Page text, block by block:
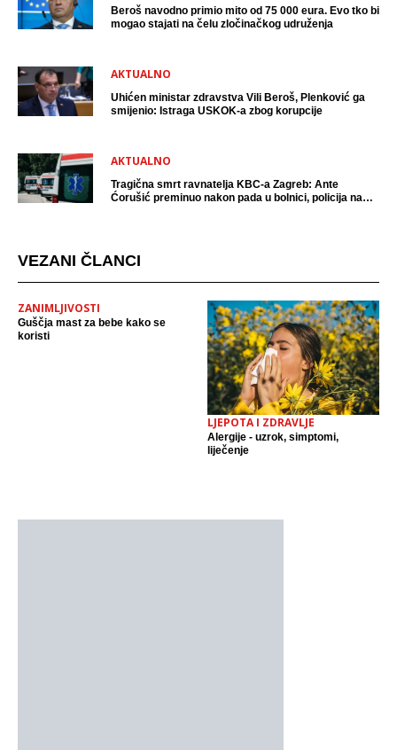
Beroš navodno primio mito od 75 000 eura. Evo tko bi
mogao stajati na čelu zločinačkog udruženja
AKTUALNO
Uhićen ministar zdravstva Vili Beroš, Plenković ga
smijenio: Istraga USKOK-a zbog korupcije
AKTUALNO
Tragična smrt ravnatelja KBC-a Zagreb: Ante
Ćorušić preminuo nakon pada u bolnici, policija na
VEZANI ČLANCI
ZANIMLJIVOSTI
Guščja mast za bebe kako se
koristi
LJEPOTA I ZDRAVLJE
Alergije - uzrok, simptomi,
liječenje